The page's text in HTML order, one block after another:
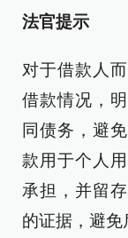
法官提示
对于借款人
借款情况，
同债务，避
款用于个人
承担，并留
的证据，避免